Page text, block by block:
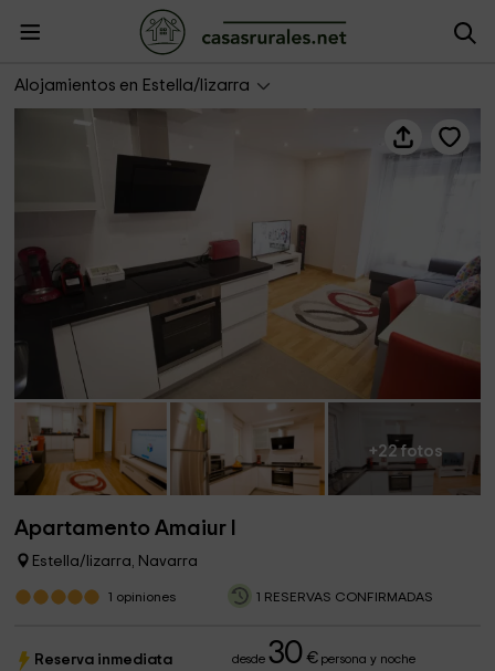
Alojamientos en Estella/lizarra
Apartamento Amaiur I
+22 fotos
Apartamento Amaiur I
Estella/lizarra, Navarra
1 opiniones 1 RESERVAS CONFIRMADAS
Reserva inmediata desde30 €persona y noche